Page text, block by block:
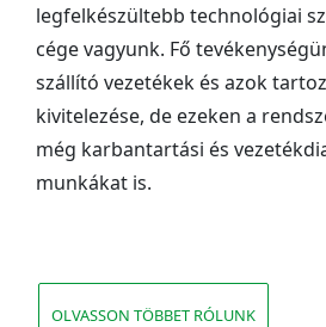
legfelkészültebb technológiai
cége vagyunk. Fő
szállító vezetékek és azok
kivitelezése, de ezeken a
még karbantartási és
munkákat is.
OLVASSON TÖBBET RÓLUNK